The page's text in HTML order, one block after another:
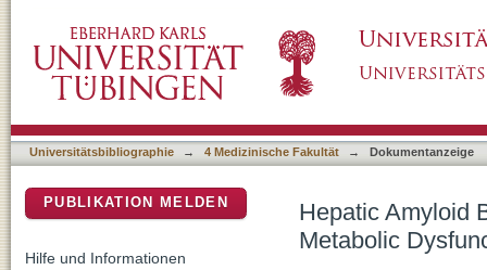
Associated Steatohepatitis
Universitätsbibliographie → 4 Medizinische Fakultät → Dokumentanzeige
Hepatic Amyloid
Metabolic
PUBLIKATION MELDEN
Hilfe und Informationen